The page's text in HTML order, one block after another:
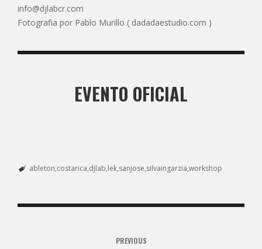
info@djlabcr.com
Fotografia por Pablo Murillo ( dadadaestudio.com )
EVENTO OFICIAL
ableton costarica djlab lek sanjose silvaingarzia workshop
PREVIOUS